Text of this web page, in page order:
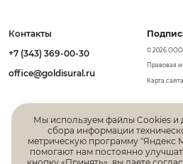
Контакты
+7 (343) 369-00-30
office@goldisural.ru
© 2026
Правовая
Карта сайта
Мы используем файлы Cookies и
сбора информации
метрическую программу "Яндекс
помогают нам постоянно